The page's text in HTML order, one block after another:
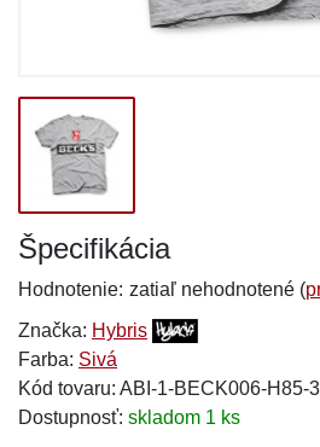
Špecifikácia
Hodnotenie: zatiaľ nehodnotené (
Značka: Hybris
Farba: Sivá
Kód tovaru: ABI-1-BECK006-H85-
Dostupnosť: skladom 1 ks